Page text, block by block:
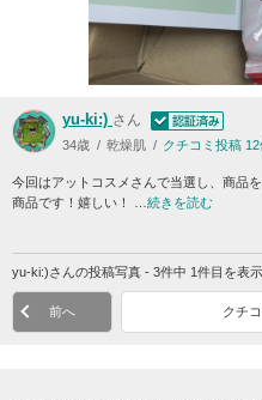
yu-ki:) さん
34歳 乾燥肌 クチコミ投稿 12
今回はアットコスメさんで当選し、商品
商品です！嬉しい！ … 続きを読む
yu-ki:)さんの投稿写真 - 3件中 1件目を表示
前へ クチ